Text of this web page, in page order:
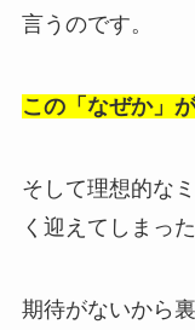
言うのです。
この「なぜか」
そして理想的な
く迎えてしまっ
期待がないから